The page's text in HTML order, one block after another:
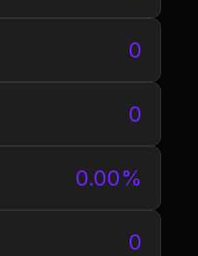
0
0
0.00%
0